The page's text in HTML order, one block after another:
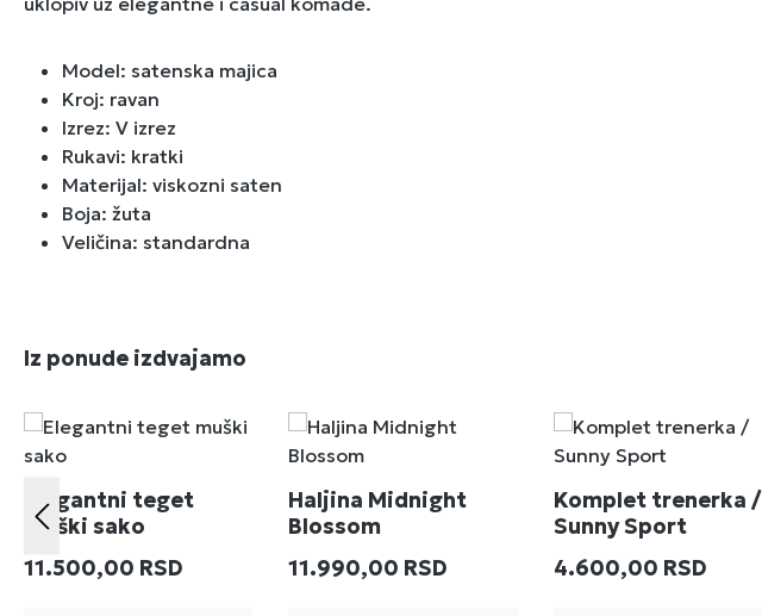
Model: satenska majica
Kroj: ravan
Izrez: V izrez
Rukavi: kratki
Materijal: viskozni saten
Boja: žuta
Veličina: standardna
Preskoči galeriju proizvoda
Iz ponude izdvajamo
Elegantni teget
muški sako
Redovna cena:
11.500,00 RSD
Haljina Midnight
Blossom
Redovna cena:
11.990,00 RSD
Komplet trenerka /
Sunny Sport
Redovna cena:
4.600,00 RSD